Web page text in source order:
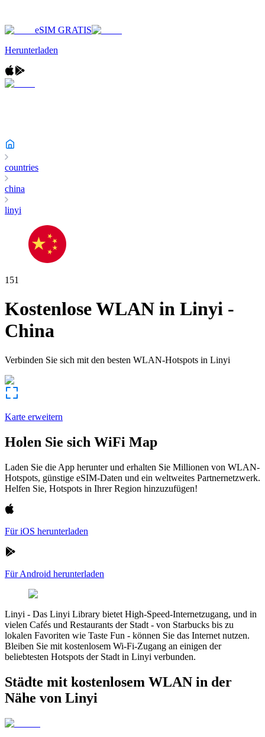
eSIM GRATIS
Herunterladen
countries
china
linyi
151
Kostenlose WLAN in Linyi -
China
Verbinden Sie sich mit den besten WLAN-Hotspots in Linyi
Karte erweitern
Holen Sie sich WiFi Map
Laden Sie die App herunter und erhalten Sie Millionen von WLAN-
Hotspots, günstige eSIM-Daten und ein weltweites Partnernetzwerk.
Helfen Sie, Hotspots in Ihrer Region hinzuzufügen!
Für iOS herunterladen
Für Android herunterladen
Linyi - Das Linyi Library bietet High-Speed-Internetzugang, und in
vielen Cafés und Restaurants der Stadt - von Starbucks bis zu
lokalen Favoriten wie Taste Fun - können Sie das Internet nutzen.
Bleiben Sie mit kostenlosem Wi-Fi-Zugang an einigen der
beliebtesten Hotspots der Stadt in Linyi verbunden.
Städte mit kostenlosem WLAN in der
Nähe von Linyi